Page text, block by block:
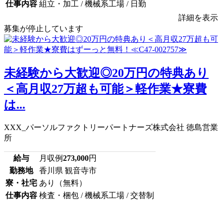
仕事内容 組立・加工 / 機械系工場 / 日勤
詳細を表示
募集が停止しています
未経験から大歓迎◎20万円の特典あり
＜高月収27万超も可能＞軽作業★寮費
は...
XXX_パーソルファクトリーパートナーズ株式会社 徳島営業
所
給与 月収例273,000円
勤務地
香川県 観音寺市
寮・社宅 あり（無料）
仕事内容 検査・梱包 / 機械系工場 / 交替制